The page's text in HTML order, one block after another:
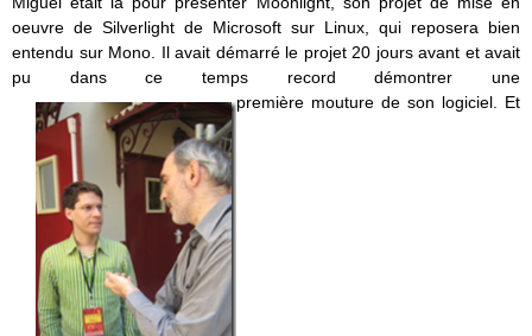
oeuvre de Silverlight de Microsoft sur Linux, qui reposera bien
entendu sur Mono. Il avait démarré le projet 20 jours avant et avait
pu dans ce temps record démontrer une
première mouture de son logiciel. Et